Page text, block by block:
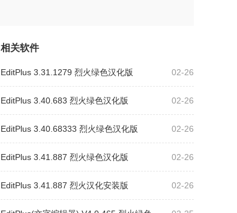
相关软件
02-26
EditPlus 3.31.1279 烈火绿色汉化版
02-26
EditPlus 3.40.683 烈火绿色汉化版
02-26
EditPlus 3.40.68333 烈火绿色汉化版
02-26
EditPlus 3.41.887 烈火绿色汉化版
02-26
EditPlus 3.41.887 烈火汉化安装版